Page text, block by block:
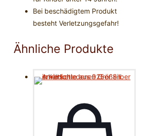
Bei beschädigtem Produkt
besteht Verletzungsgefahr!
Ähnliche Produkte